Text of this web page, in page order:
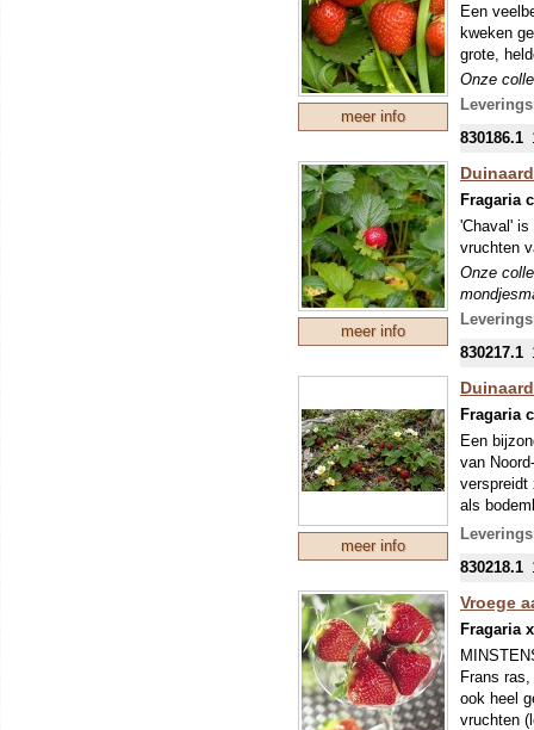
meer info
Een
kweken
grote,
Onze
830186.1
meer info
Fragaria
'Chaval' is
vruchten
Onze
welke in
830217.1
meer info
Fragaria
Een
van
verspreidt
als
In het
Onze
welke in
830218.1
Vroege
Fragaria
Frans
ook heel
vruchten